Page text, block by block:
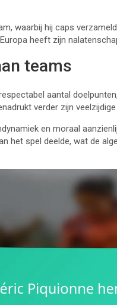
waarbij hij caps
heeft zijn
teams
aantal
verder zijn
en moraal
het spel deelde, wat de